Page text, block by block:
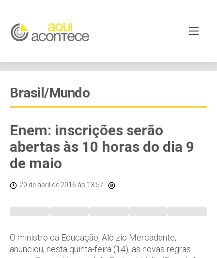
Brasil/Mundo
Enem: inscrições serão
abertas às 10 horas do dia 9
de maio
20 de abril de 2016 às 13:57
O ministro da Educação, Aloizio Mercadante,
anunciou, nesta quinta-feira (14), as novas regras